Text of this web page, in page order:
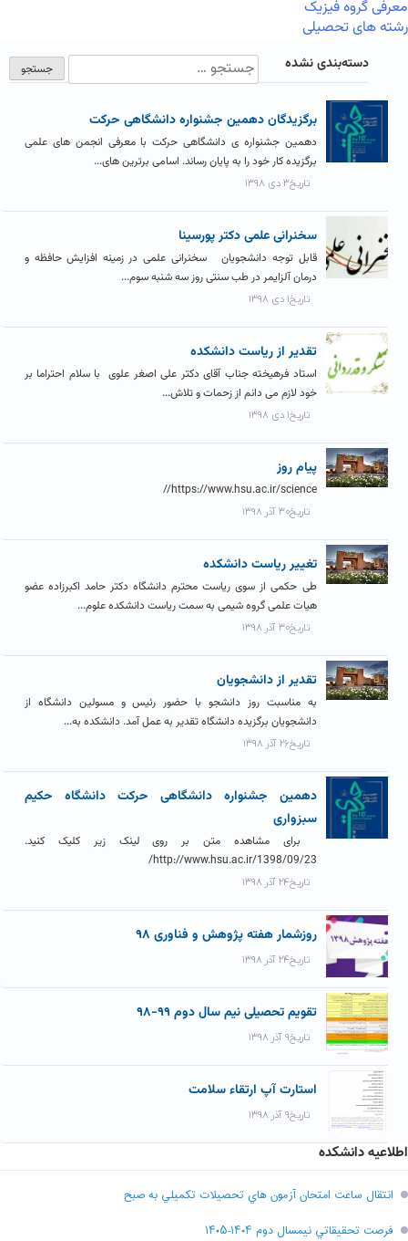
معرفی گروه فیزیک
رشته های تحصیلی
دسته‌بندی نشده
برگزیدگان دهمین جشنواره دانشگاهی حرکت
دهمین جشنواره ی دانشگاهی حرکت با معرفی انجمن های علمی
برگزیده کار خود را به پایان رساند. اسامی برترین های...
تاریخ۳ دی ۱۳۹۸
سخنرانی علمی دکتر پورسینا
قابل توجه دانشجویان سخنرانی علمی در زمینه افزایش حافظه و
درمان آلزایمر در طب سنتی روز سه شنبه سوم...
تاریخ۱ دی ۱۳۹۸
تقدیر از ریاست دانشکده
استاد فرهیخته جناب آقای دکتر علی اصغر علوی با سلام احتراما بر
خود لازم می دانم از زحمات و تلاش...
تاریخ۱ دی ۱۳۹۸
پیام روز
https://www.hsu.ac.ir/science//
تاریخ۳۰ آذر ۱۳۹۸
تغییر ریاست دانشکده
طی حکمی از سوی ریاست محترم دانشگاه دکتر حامد اکبرزاده عضو
هیات علمی گروه شیمی به سمت ریاست دانشکده علوم...
تاریخ۳۰ آذر ۱۳۹۸
تقدیر از دانشجویان
به مناسبت روز دانشجو با حضور رئیس و مسولین دانشگاه از
دانشجویان برگزیده دانشگاه تقدیر به عمل آمد. دانشکده به...
تاریخ۲۶ آذر ۱۳۹۸
دهمین جشنواره دانشگاهی حرکت دانشگاه حکیم
سبزواری
برای مشاهده متن بر روی لینک زیر کلیک کنید.
http://www.hsu.ac.ir/1398/09/23/
تاریخ۲۴ آذر ۱۳۹۸
روزشمار هفته پژوهش و فناوری ۹۸
تاریخ۲۴ آذر ۱۳۹۸
تقویم تحصیلی نیم سال دوم ۹۹-۹۸
تاریخ۹ آذر ۱۳۹۸
استارت آپ ارتقاء سلامت
تاریخ۹ آذر ۱۳۹۸
اطلاعیه دانشکده
انتقال ساعت امتحان آزمون هاي تحصيلات تکميلي به صبح
فرصت تحقيقاتي نیمسال دوم ۱۴۰۴-۱۴۰۵